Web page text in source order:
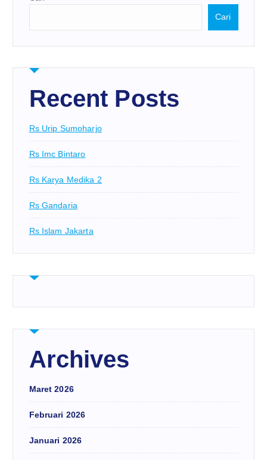
Cari
Recent Posts
Rs Urip Sumoharjo
Rs Imc Bintaro
Rs Karya Medika 2
Rs Gandaria
Rs Islam Jakarta
Archives
Maret 2026
Februari 2026
Januari 2026